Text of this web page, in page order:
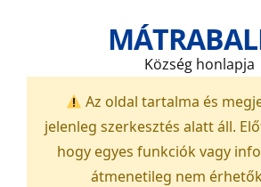
Község honlapja
Az oldal tartalma és
jelenleg szerkesztés alatt áll.
hogy egyes funkciók vagy
átmenetileg nem